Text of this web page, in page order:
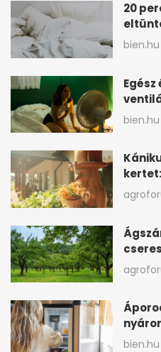
20
és a
bien.hu
bien.hu
e a
meg
bien.hu